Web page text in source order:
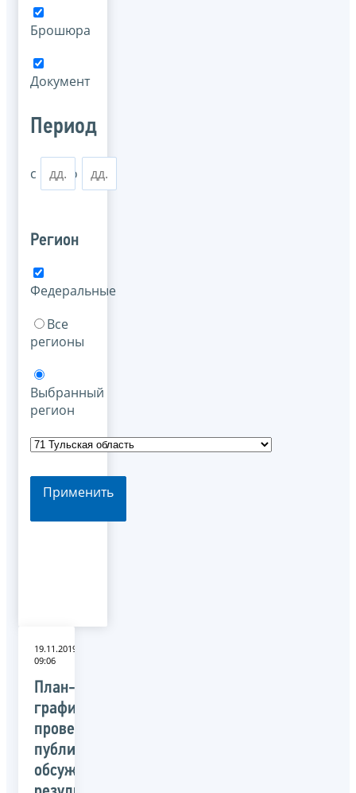
Брошюра
Документ
Период
с по
Регион
Федеральные
Все
регионы
Выбранный
регион
Применить
19.11.2019
09:06
План-
график
проведения
публичных
обсуждений